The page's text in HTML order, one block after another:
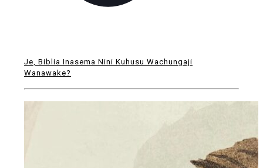
Je, Biblia Inasema Nini Kuhusu Wachungaji
Wanawake?